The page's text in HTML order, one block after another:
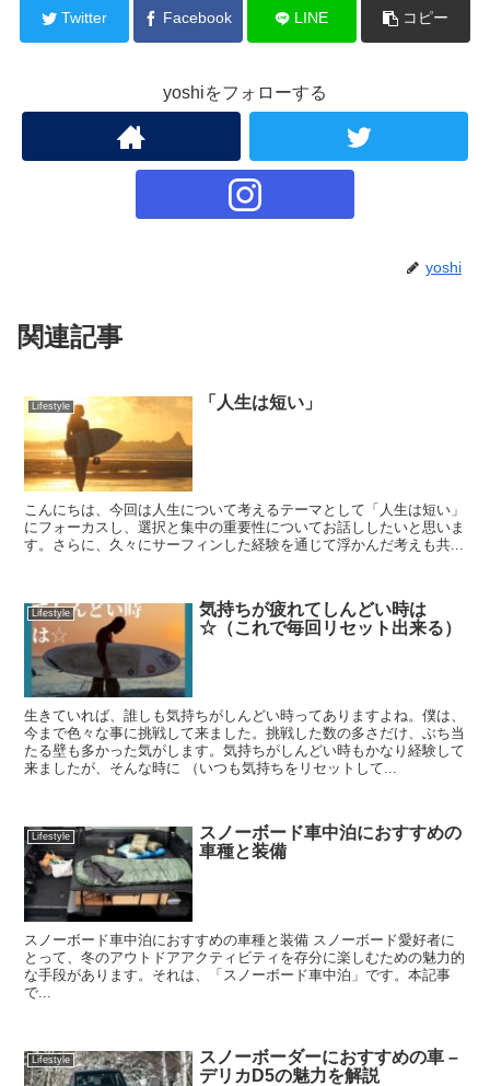
Twitter Facebook LINE コピー
yoshiをフォローする
yoshi
関連記事
Lifestyle 「人生は短い」
こんにちは、今回は人生について考えるテーマとして「人生は短い」
にフォーカスし、選択と集中の重要性についてお話ししたいと思いま
す。さらに、久々にサーフィンした経験を通じて浮かんだ考えも共...
Lifestyle
気持ちが疲れてしんどい時は
☆（これで毎回リセット出来る）
生きていれば、誰しも気持ちがしんどい時ってありますよね。僕は、
今まで色々な事に挑戦して来ました。挑戦した数の多さだけ、ぶち当
たる壁も多かった気がします。気持ちがしんどい時もかなり経験して
来ましたが、そんな時に （いつも気持ちをリセットして...
Lifestyle
スノーボード車中泊におすすめの
車種と装備
スノーボード車中泊におすすめの車種と装備 スノーボード愛好者に
とって、冬のアウトドアアクティビティを存分に楽しむための魅力的
な手段があります。それは、「スノーボード車中泊」です。本記事
で...
Lifestyle
スノーボーダーにおすすめの車 –
デリカD5の魅力を解説